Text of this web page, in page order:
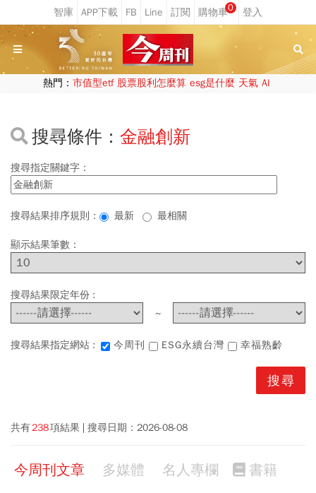
0
熱門： 市值型etf 股票股利怎麼算 esg是什麼 天氣 AI
搜尋條件： 金融創新
搜尋指定關鍵字：
搜尋結果排序規則： 最新 最相關
顯示結果筆數：
搜尋結果限定年份 :
~
搜尋結果指定網站 : 今周刊 ESG永續台灣 幸福熟齡
共有238項結果 搜尋日期： 2026-08-08
今周刊文章 多媒體 名人專欄 書籍